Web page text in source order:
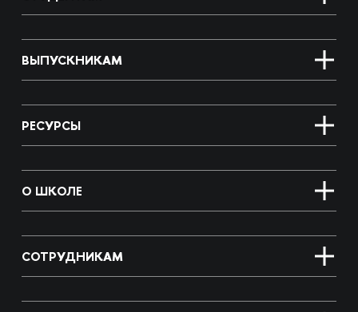
ВЫПУСКНИКАМ
РЕСУРСЫ
О ШКОЛЕ
СОТРУДНИКАМ